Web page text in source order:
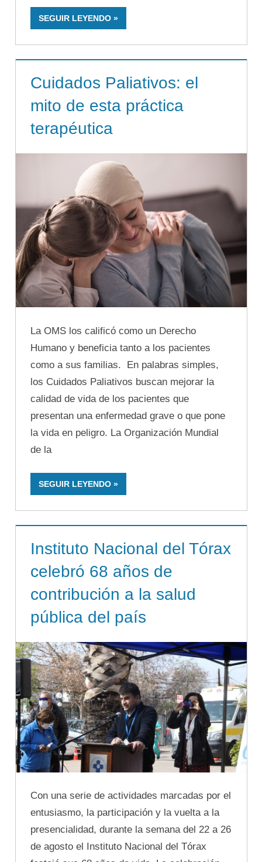
SEGUIR LEYENDO
Cuidados Paliativos: el
mito de esta práctica
terapéutica
La OMS los calificó como un Derecho
Humano y beneficia tanto a los pacientes
como a sus familias. En palabras simples,
los Cuidados Paliativos buscan mejorar la
calidad de vida de los pacientes que
presentan una enfermedad grave o que pone
la vida en peligro. La Organización Mundial
de la
SEGUIR LEYENDO
Instituto Nacional del Tórax
celebró 68 años de
contribución a la salud
pública del país
Con una serie de actividades marcadas por el
entusiasmo, la participación y la vuelta a la
presencialidad, durante la semana del 22 a 26
de agosto el Instituto Nacional del Tórax